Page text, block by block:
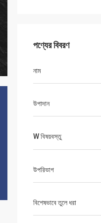
জন্য আপনাকে ধন্যবাদ.
সহায়তা আমাকে অনেক
পণ্যের বিবরণ
নাম
উপাদান
W বিষয়বস্তু
উপরিভাগ
বিশেষভাবে তুলে ধরা